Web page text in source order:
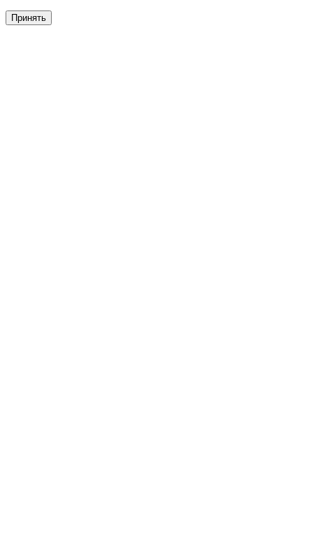
Принять